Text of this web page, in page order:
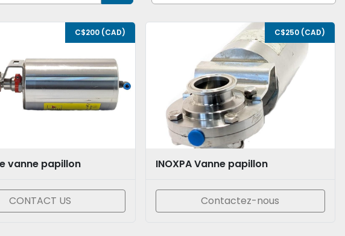
C$200 (CAD)
vanne papillon
CONTACT US
C$250 (CAD)
INOXPA Vanne papillon
Contactez-nous